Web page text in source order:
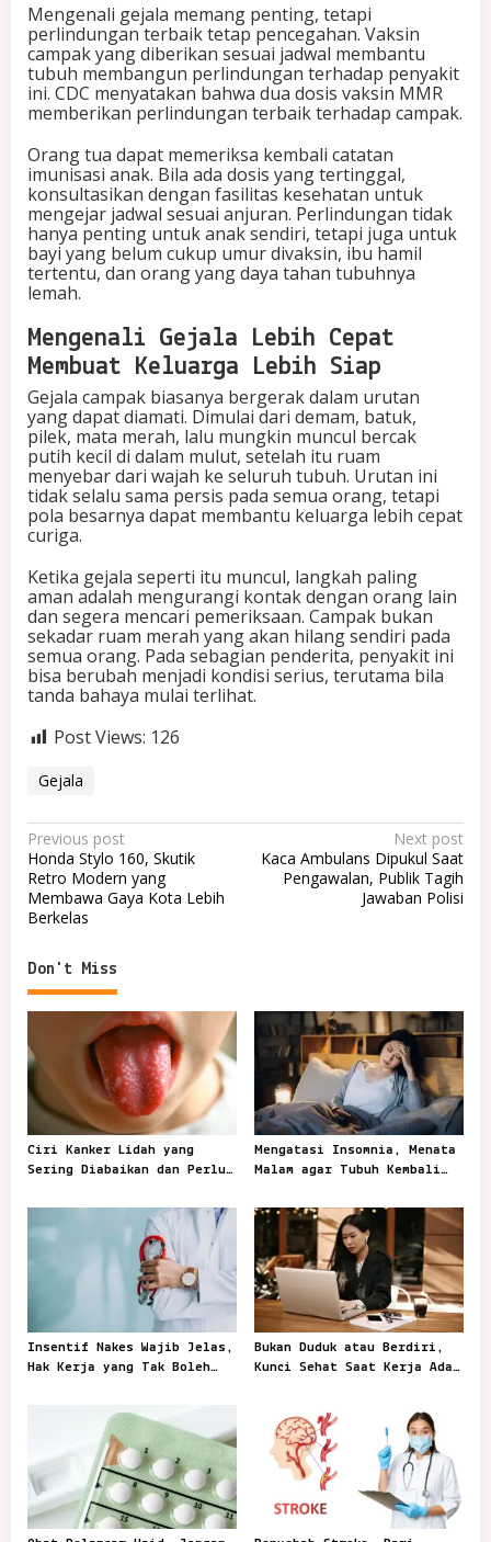
Mengenali gejala memang penting, tetapi
perlindungan terbaik tetap pencegahan. Vaksin
campak yang diberikan sesuai jadwal membantu
tubuh membangun perlindungan terhadap penyakit
ini. CDC menyatakan bahwa dua dosis vaksin MMR
memberikan perlindungan terbaik terhadap campak.
Orang tua dapat memeriksa kembali catatan
imunisasi anak. Bila ada dosis yang tertinggal,
konsultasikan dengan fasilitas kesehatan untuk
mengejar jadwal sesuai anjuran. Perlindungan tidak
hanya penting untuk anak sendiri, tetapi juga untuk
bayi yang belum cukup umur divaksin, ibu hamil
tertentu, dan orang yang daya tahan tubuhnya
lemah.
Mengenali Gejala Lebih Cepat
Membuat Keluarga Lebih Siap
Gejala campak biasanya bergerak dalam urutan
yang dapat diamati. Dimulai dari demam, batuk,
pilek, mata merah, lalu mungkin muncul bercak
putih kecil di dalam mulut, setelah itu ruam
menyebar dari wajah ke seluruh tubuh. Urutan ini
tidak selalu sama persis pada semua orang, tetapi
pola besarnya dapat membantu keluarga lebih cepat
curiga.
Ketika gejala seperti itu muncul, langkah paling
aman adalah mengurangi kontak dengan orang lain
dan segera mencari pemeriksaan. Campak bukan
sekadar ruam merah yang akan hilang sendiri pada
semua orang. Pada sebagian penderita, penyakit ini
bisa berubah menjadi kondisi serius, terutama bila
tanda bahaya mulai terlihat.
Post Views: 126
Gejala
P
o
s
n
a
i
g
a
t
i
o
n
Previous post
Honda Stylo 160, Skutik
Retro Modern yang
Membawa Gaya Kota Lebih
Berkelas
Next post
Kaca Ambulans Dipukul Saat
Pengawalan, Publik Tagih
Jawaban Polisi
Don't Miss
Ciri Kanker Lidah yang
Sering Diabaikan dan Perlu
Mengatasi Insomnia, Menata
Malam agar Tubuh Kembali
Insentif Nakes Wajib Jelas,
Hak Kerja yang Tak Boleh
Bukan Duduk atau Berdiri,
Kunci Sehat Saat Kerja Ada